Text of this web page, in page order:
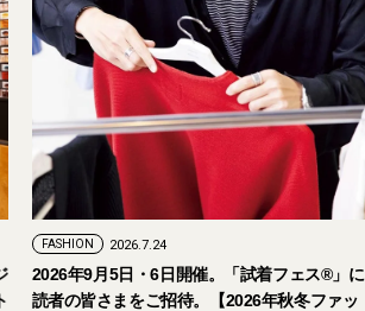
FASHION 2026.7.24
2026年9月5日・6日開催。「試着フェス®︎」に
読者の皆さまをご招待。【2026年秋冬ファッ